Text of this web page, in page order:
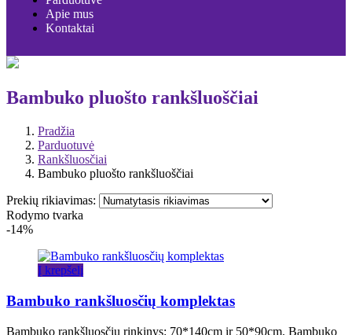
Apie mus
Kontaktai
Bambuko pluošto rankšluoščiai
Pradžia
Parduotuvė
Rankšluosčiai
Bambuko pluošto rankšluoščiai
Prekių rikiavimas:
Rodymo tvarka
-14%
Į krepšelį
Bambuko rankšluosčių komplektas
Bambuko rankšluosčių rinkinys: 70*140cm ir 50*90cm. Bambuko